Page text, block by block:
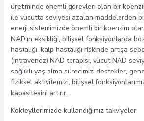
üretiminde önemli görevleri olan bir
ile vücutta seviyesi azalan maddelerden
enerji sistemimizde önemli bir koenzim
NAD’ın eksikliği, bilişsel fonksiyonlarda
hastalığı, kalp hastalığı riskinde artışa
(intravenöz) NAD terapisi, vücut NAD
sağlıklı yaş alma sürecimizi destekler,
fiziksel aktivitemizi, bilişsel
kapasitesini artırır.
Kokteyllerimizde kullandığımız takviyeler: